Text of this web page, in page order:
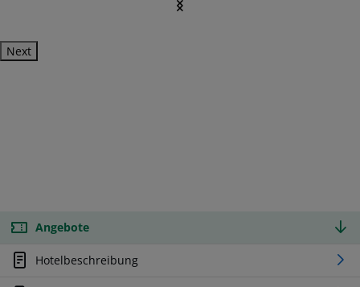
Next
Angebote
Hotelbeschreibung